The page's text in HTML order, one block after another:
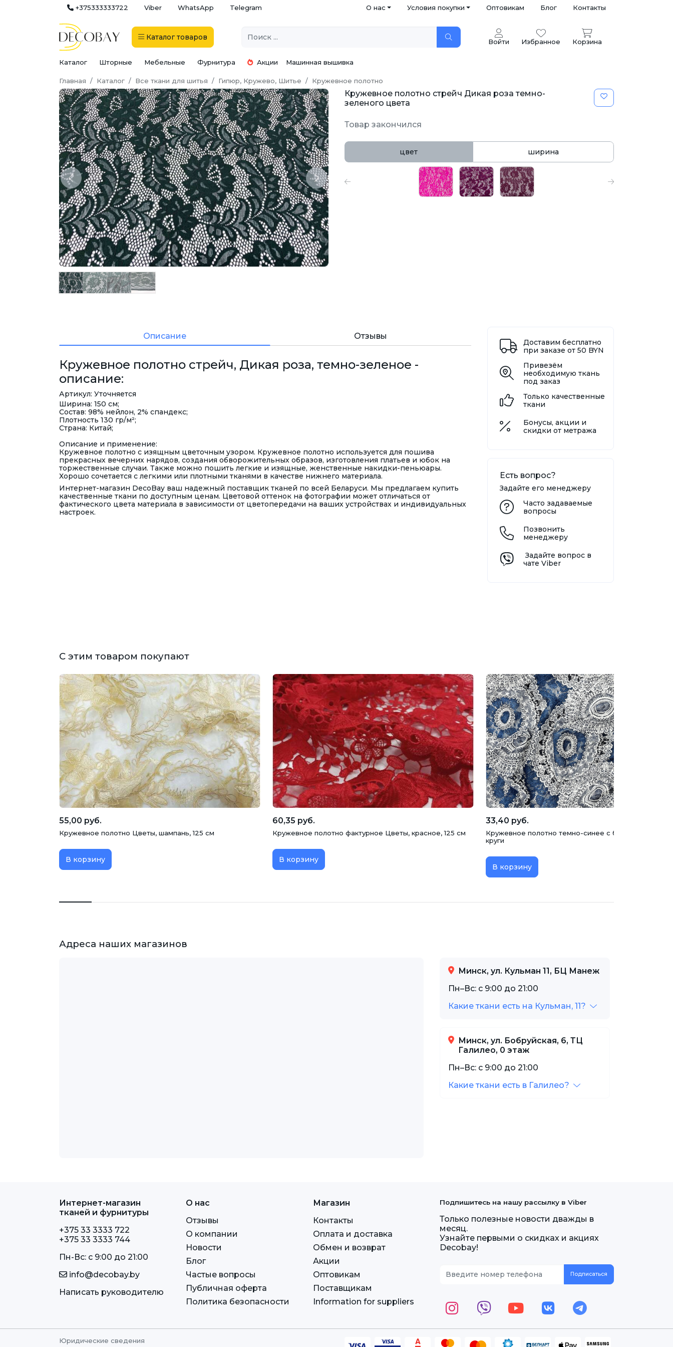
+375333333722 Viber WhatsApp Telegram О нас Условия покупки Оптовикам Блог Контакты
Каталог товаров Войти Избранное Корзина
Каталог Шторные Мебельные Фурнитура Акции Машинная вышивка
Главная Каталог Все ткани для шитья Гипюр, Кружево, Шитье Кружевное полотно
Previous Next
Кружевное полотно стрейч Дикая роза темно-
зеленого цвета
Товар закончился
цвет ширина
Описание Отзывы
Кружевное полотно стрейч, Дикая роза, темно-зеленое -
описание:
Артикул: Уточняется
Ширина: 150 см;
Состав: 98% нейлон, 2% спандекс;
Плотность 130 гр/м²;
Страна: Китай;
Описание и применение:
Кружевное полотно с изящным цветочным узором. Кружевное полотно используется для пошива
прекрасных вечерних нарядов, создания обворожительных образов, изготовления платьев и юбок на
торжественные случаи. Также можно пошить легкие и изящные, женственные накидки-пеньюары.
Хорошо сочетается с легкими или плотными тканями в качестве нижнего материала.
Интернет-магазин DecoBay ваш надежный поставщик тканей по всей Беларуси. Мы предлагаем купить
качественные ткани по доступным ценам. Цветовой оттенок на фотографии может отличаться от
фактического цвета материала в зависимости от цветопередачи на ваших устройствах и индивидуальных
настроек.
Доставим бесплатно
при заказе от 50 BYN
Привезём
необходимую ткань
под заказ
Только качественные
ткани
Бонусы, акции и
скидки от метража
Есть вопрос?
Задайте его менеджеру
Часто задаваемые
вопросы
Позвонить
менеджеру
Задайте вопрос в
чате Viber
С этим товаром покупают
55,00 руб.
Кружевное полотно Цветы, шампань, 125 см
В корзину
60,35 руб.
Кружевное полотно фактурное Цветы, красное, 125 см
В корзину
33,40 руб.
Кружевное полотно темно-синее с белым, Ажурные
круги
В корзину
Адреса наших магазинов
Минск, ул. Кульман 11, БЦ Манеж
Пн–Вс: с 9:00 до 21:00
Какие ткани есть на Кульман, 11?
Минск, ул. Бобруйская, 6, ТЦ
Галилео, 0 этаж
Пн–Вс: с 9:00 до 21:00
Какие ткани есть в Галилео?
Интернет-магазин
тканей и фурнитуры
+375 33 3333 722
+375 33 3333 744
Пн-Вс: c 9:00 до 21:00
info@decobay.by
Написать руководителю
О нас
Отзывы
О компании
Новости
Блог
Частые вопросы
Публичная оферта
Политика безопасности
Магазин
Контакты
Оплата и доставка
Обмен и возврат
Акции
Оптовикам
Поставщикам
Information for suppliers
Подпишитесь на нашу рассылку в Viber
Только полезные новости дважды в
месяц.
Узнайте первыми о скидках и акциях
Decobay!
Юридические сведения